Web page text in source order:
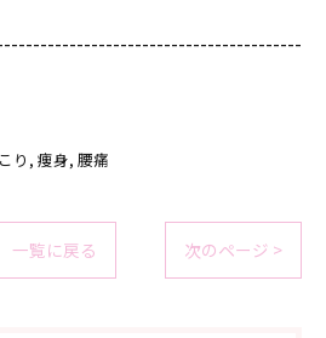
り 痩身 腰痛
一覧に戻る 次のページ >